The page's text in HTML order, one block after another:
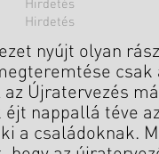
nyújt olyan
csak
Újratervezés
nappallá téve
a családoknak.